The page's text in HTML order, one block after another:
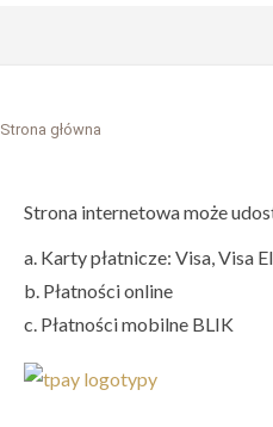
Strona główna
Strona internetowa może
a. Karty płatnicze: Visa, Visa
b. Płatności online
c. Płatności mobilne BLIK